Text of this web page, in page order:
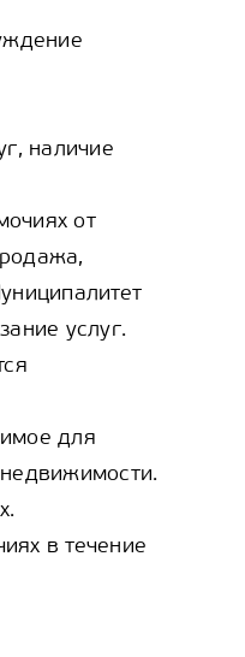
наличие
от
услуг.
для
в течение